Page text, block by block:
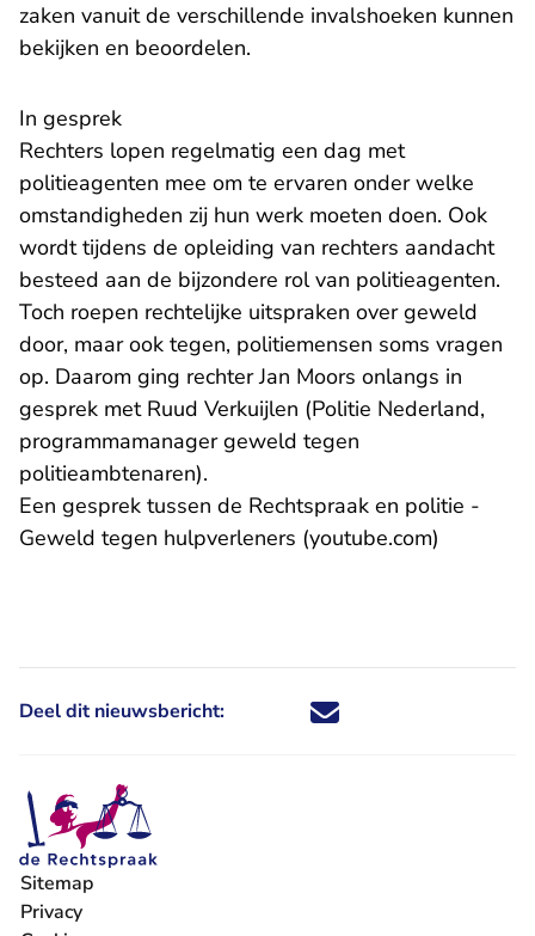
zaken vanuit de verschillende invalshoeken kunnen
bekijken en beoordelen.
In gesprek
Rechters lopen regelmatig een dag met
politieagenten mee om te ervaren onder welke
omstandigheden zij hun werk moeten doen. Ook
wordt tijdens de opleiding van rechters aandacht
besteed aan de bijzondere rol van politieagenten.
Toch roepen rechtelijke uitspraken over geweld
door, maar ook tegen, politiemensen soms vragen
op. Daarom ging rechter Jan Moors onlangs in
gesprek met Ruud Verkuijlen (Politie Nederland,
programmamanager geweld tegen
politieambtenaren).
Een gesprek tussen de Rechtspraak en politie -
Geweld tegen hulpverleners (youtube.com)
Deel dit nieuwsbericht: Deel dit nieuwsbericht via X -
Deel dit nieuwsbericht via
Deel dit nieuwsbericht
Deel dit
Sitemap
Privacy